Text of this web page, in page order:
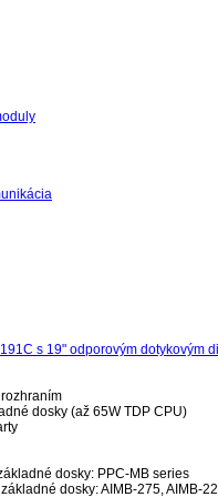
dosky (až 65W TDP CPU)
dosky: PPC-MB series
dosky: AIMB-275, AIMB-